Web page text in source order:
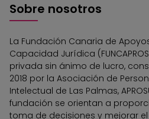
Sobre nosotros
La Fundación Canaria de
Capacidad Jurídica
privada sin ánimo de lucro,
2018 por la Asociación de
Intelectual de Las Palmas,
fundación se orientan a
toma de decisiones y mejorar